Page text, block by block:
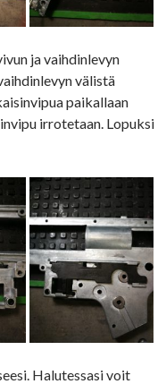
ja vaihdinlevyn
välistä
paikallaan
irrotetaan. Lopuksi
Halutessasi voit